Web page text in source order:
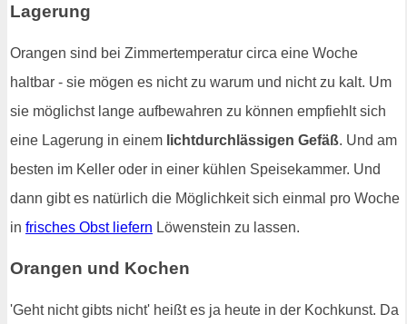
Lagerung
Orangen sind bei Zimmertemperatur circa eine Woche
haltbar - sie mögen es nicht zu warum und nicht zu kalt. Um
sie möglichst lange aufbewahren zu können empfiehlt sich
eine Lagerung in einem lichtdurchlässigen Gefäß. Und am
besten im Keller oder in einer kühlen Speisekammer. Und
dann gibt es natürlich die Möglichkeit sich einmal pro Woche
in frisches Obst liefern Löwenstein zu lassen.
Orangen und Kochen
'Geht nicht gibts nicht' heißt es ja heute in der Kochkunst. Da